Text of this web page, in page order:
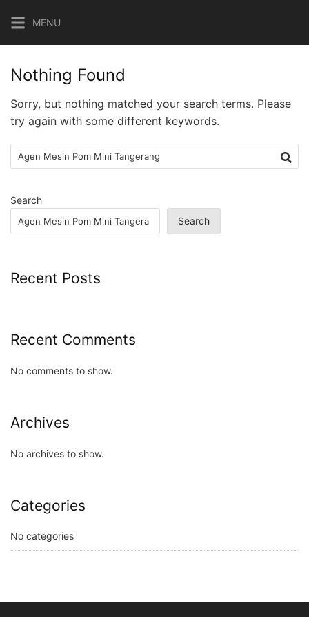
content
MENU
Nothing Found
Sorry, but nothing matched your search terms. Please
try again with some different keywords.
Search
for:
Search
Search
Recent Posts
Recent Comments
No comments to show.
Archives
No archives to show.
Categories
No categories